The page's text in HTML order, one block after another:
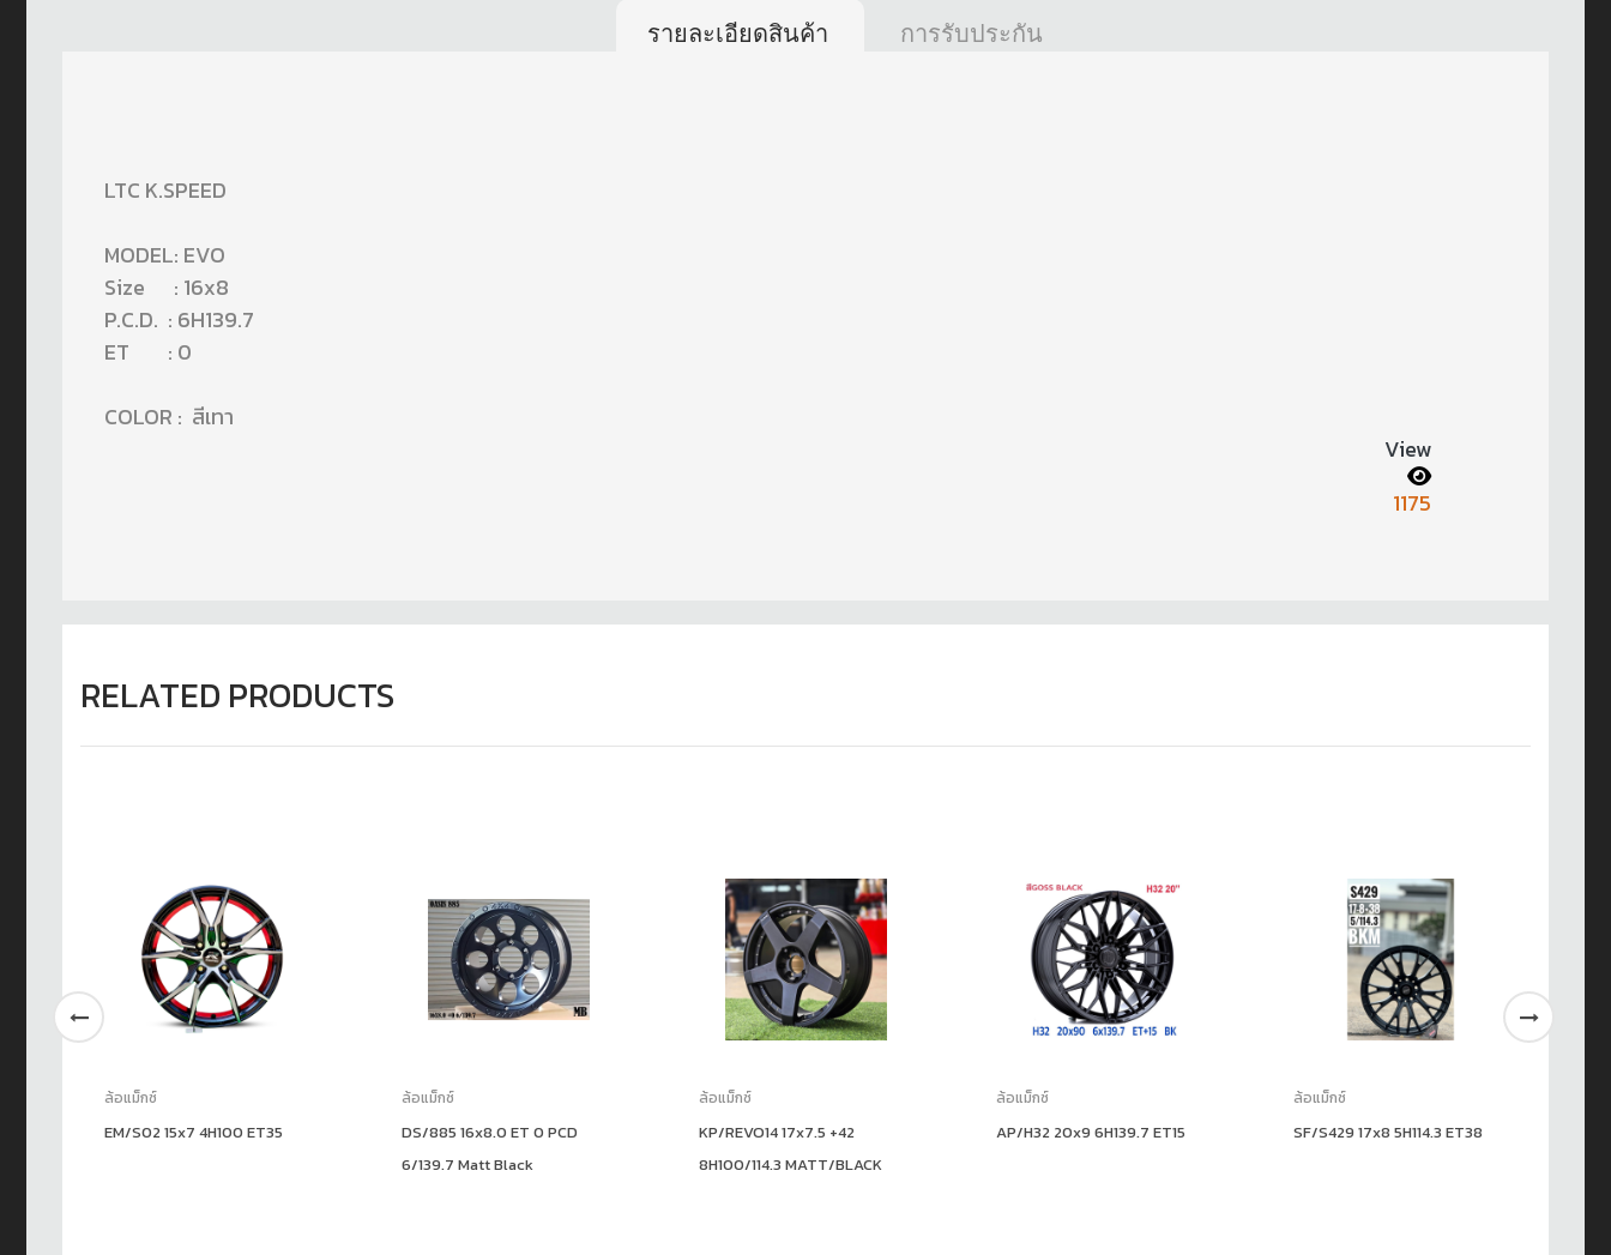
รายละเอียดสินค้า การรับประกัน
LTC K.SPEED
MODEL: EVO
Size : 16x8
P.C.D. : 6H139.7
ET : 0
COLOR : สีเทา
View
1175
RELATED PRODUCTS
ล้อแม็กซ์
EM/S02 15x7 4H100 ET35
ล้อแม็กซ์
DS/885 16x8.0 ET 0 PCD
6/139.7 Matt Black
ล้อแม็กซ์
KP/REVO14 17x7.5 +42
8H100/114.3 MATT/BLACK
ล้อแม็กซ์
AP/H32 20x9 6H139.7 ET15
ล้อแม็กซ์
SF/S429 17x8 5H114.3 ET38